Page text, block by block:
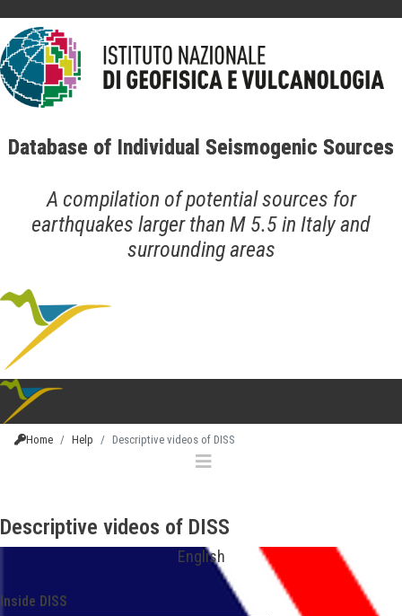
Database of Individual Seismogenic Sources
A compilation of potential sources for
earthquakes larger than M 5.5 in Italy and
surrounding areas
Home Help Descriptive videos of DISS
Descriptive videos of DISS
English
Inside DISS